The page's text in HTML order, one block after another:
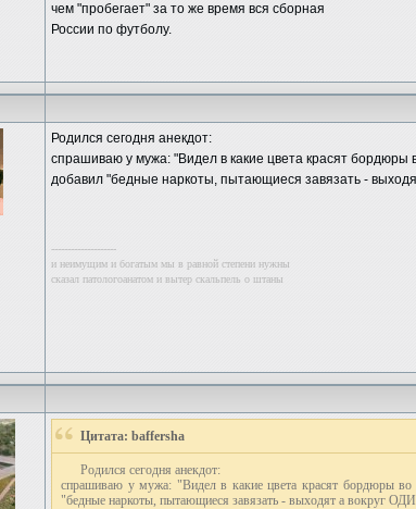
чем "пробегает" за то же время вся сборная
России по футболу.
Родился сегодня анекдот:
спрашиваю у мужа: "Видел в какие цвета красят бордюры
добавил "бедные наркоты, пытающиеся завязать -
--------------------
и неимущим и богатым мы в равной степени нужны
сказал патологоанатом и вытер скальпель о штаны
Цитата: baffersha
Родился сегодня анекдот:
спрашиваю у мужа: "Видел в какие цвета красят бордюры
"бедные наркоты, пытающиеся завязать - выходят а вокруг